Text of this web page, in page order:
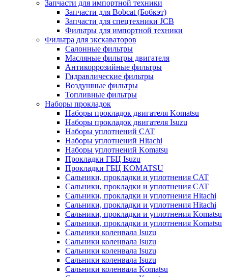
Запчасти для импортной техники
Запчасти для Bobcat (Бобкэт)
Запчасти для спецтехники JCB
Фильтры для импортной техники
Фильтра для экскаваторов
Салонные фильтры
Масляные фильтры двигателя
Антикоррозийные фильтры
Гидравлические фильтры
Воздушные фильтры
Топливные фильтры
Наборы прокладок
Наборы прокладок двигателя Komatsu
Наборы прокладок двигателя Isuzu
Наборы уплотнений CAT
Наборы уплотнений Hitachi
Наборы уплотнений Komatsu
Прокладки ГБЦ Isuzu
Прокладки ГБЦ KOMATSU
Сальники, прокладки и уплотнения CAT
Сальники, прокладки и уплотнения CAT
Сальники, прокладки и уплотнения Hitachi
Сальники, прокладки и уплотнения Hitachi
Сальники, прокладки и уплотнения Komatsu
Сальники, прокладки и уплотнения Komatsu
Сальники коленвала Isuzu
Сальники коленвала Isuzu
Сальники коленвала Isuzu
Сальники коленвала Isuzu
Сальники коленвала Komatsu